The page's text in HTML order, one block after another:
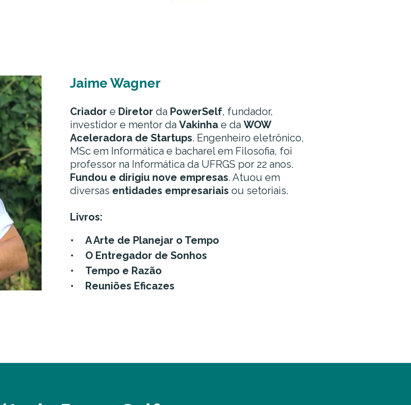
Criador e Diretor da PowerSelf, fundador,
investidor e mentor da Vakinha e da WOW
Aceleradora de Startups. Engenheiro eletrônico,
MSc em Informática e bacharel em Filosofia, foi
professor na Informática da UFRGS por 22 anos.
Fundou e dirigiu nove empresas. Atuou em
diversas entidades empresariais ou setoriais.
Livros:
A Arte de Planejar o Tempo
O Entregador de Sonhos
Tempo e Razão
Reuniões Eficazes
Jaime Wagner